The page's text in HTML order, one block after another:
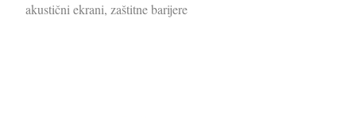
akustični ekrani, zaštitne barijere